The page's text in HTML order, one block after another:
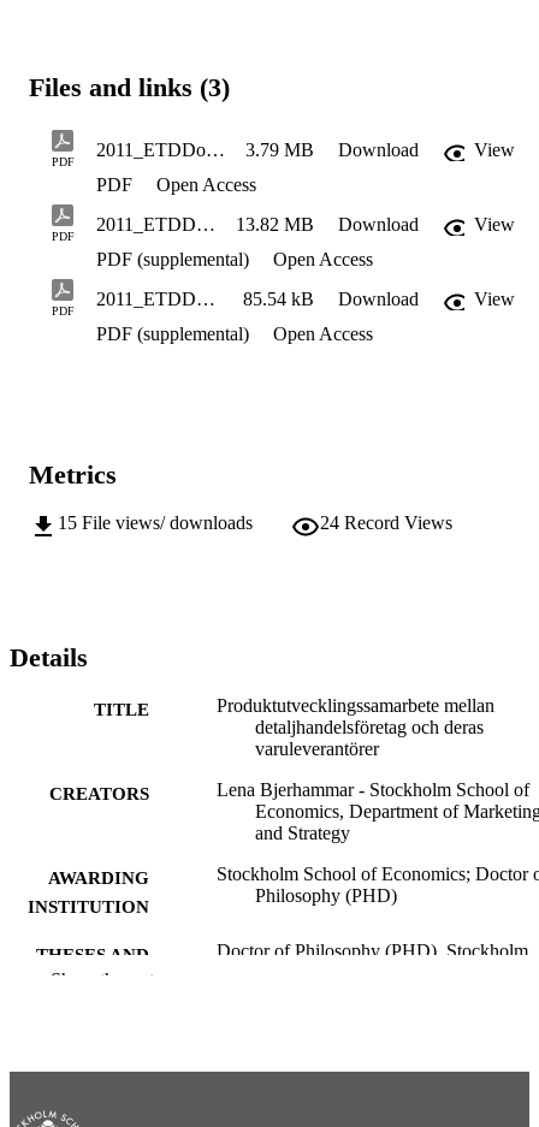
Files and links (3)
PDF
2011_ETDDoctoral_Fulltext_Bjerhammar_Lena_ProduktutvecklingssamarbeteMellanDetaljhandelsföretag 3.79 MB Download
View
PDF
Open Access
PDF
2011_ETDDoctoral_Cover_Bjerhammar_Lena_ProduktutvecklingssamarbeteMellanDetaljhandelsföretag 13.82 MB Download
View
PDF (supplemental)
Open Access
PDF
2011_ETDDoctoral_DefenseNotice_Bjerhammar_Lena_ProduktutvecklingssamarbeteMellanDetaljhandelsföretag 85.54 kB Download
View
PDF (supplemental)
Open Access
Metrics
15 File views/ downloads 24 Record Views
Details
TITLE
Produktutvecklingssamarbete mellan
detaljhandelsföretag och deras
varuleverantörer
CREATORS
Lena Bjerhammar - Stockholm School of
Economics, Department of
and Strategy
AWARDING
INSTITUTION
Stockholm School of Economics; Doctor
Philosophy (PHD)
THESES AND
Doctor of Philosophy (PHD), Stockholm
NUMBER OF
Show the rest